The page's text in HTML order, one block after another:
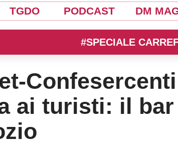
TGDO PODCAST DM
#SPECIALE
ai turisti: il